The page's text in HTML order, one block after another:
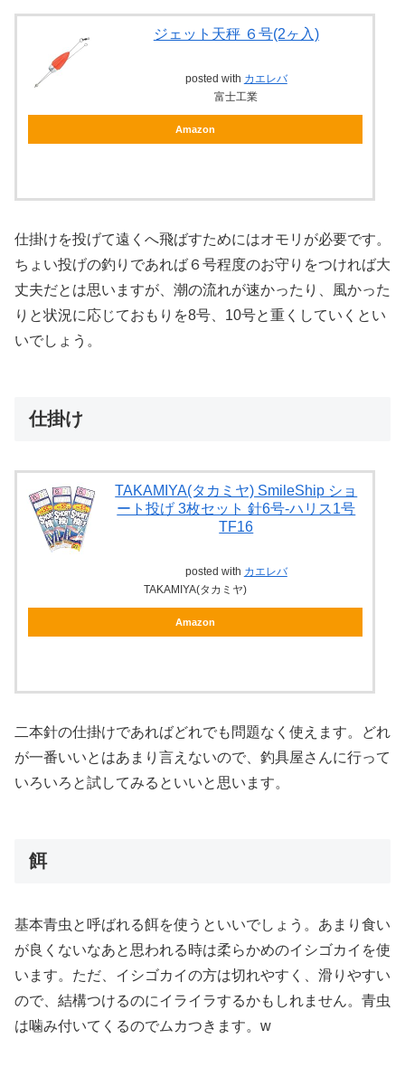
ジェット天秤 ６号(2ヶ入)
posted with カエレバ
富士工業
Amazon
仕掛けを投げて遠くへ飛ばすためにはオモリが必要です。
ちょい投げの釣りであれば６号程度のお守りをつければ大
丈夫だとは思いますが、潮の流れが速かったり、風かった
りと状況に応じておもりを8号、10号と重くしていくとい
いでしょう。
仕掛け
TAKAMIYA(タカミヤ) SmileShip ショ
ート投げ 3枚セット 針6号-ハリス1号
TF16
posted with カエレバ
TAKAMIYA(タカミヤ)
Amazon
二本針の仕掛けであればどれでも問題なく使えます。どれ
が一番いいとはあまり言えないので、釣具屋さんに行って
いろいろと試してみるといいと思います。
餌
基本青虫と呼ばれる餌を使うといいでしょう。あまり食い
が良くないなあと思われる時は柔らかめのイシゴカイを使
います。ただ、イシゴカイの方は切れやすく、滑りやすい
ので、結構つけるのにイライラするかもしれません。青虫
は噛み付いてくるのでムカつきます。w